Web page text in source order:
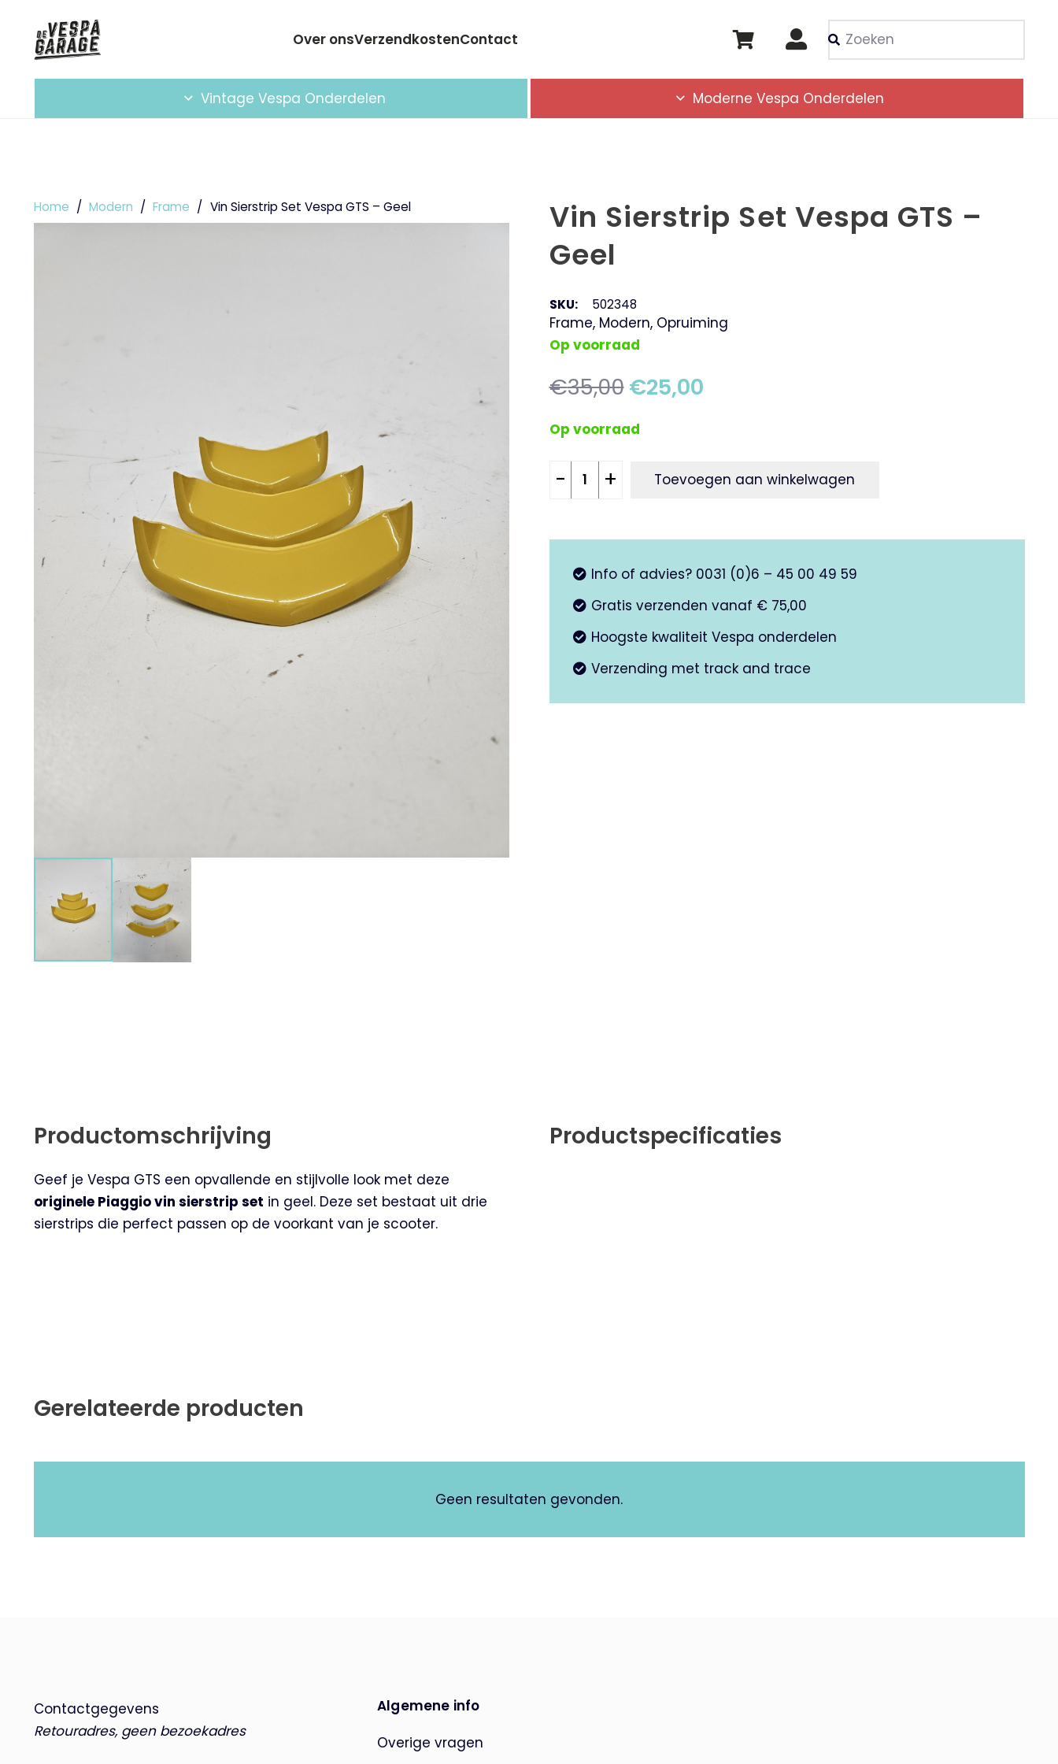
Over onsVerzendkostenContact
Als de resultaten voor
Vintage Vespa Onderdelen Moderne Vespa Onderdelen
Home / Modern / Frame / Vin Sierstrip Set Vespa GTS – Geel
Vin Sierstrip Set Vespa GTS –
Geel
SKU: 502348
Frame, Modern, Opruiming
Op voorraad
€35,00Oorspronkelijke
prijs
was:
€25,00Huidige
Op voorraad
Vespa
Geel
aantal
- + Toevoegen aan winkelwagen
Info of advies? 0031 (0)6 – 45 00 49 59
Gratis verzenden vanaf € 75,00
Hoogste kwaliteit Vespa onderdelen
Verzending met track and trace
Productomschrijving
Geef je Vespa GTS een opvallende en stijlvolle look met deze
originele Piaggio vin sierstrip set in geel. Deze set bestaat uit drie
sierstrips die perfect passen op de voorkant van je scooter.
Productspecificaties
Gerelateerde producten
Geen resultaten gevonden.
Contactgegevens
Retouradres, geen bezoekadres
Algemene info
Overige vragen